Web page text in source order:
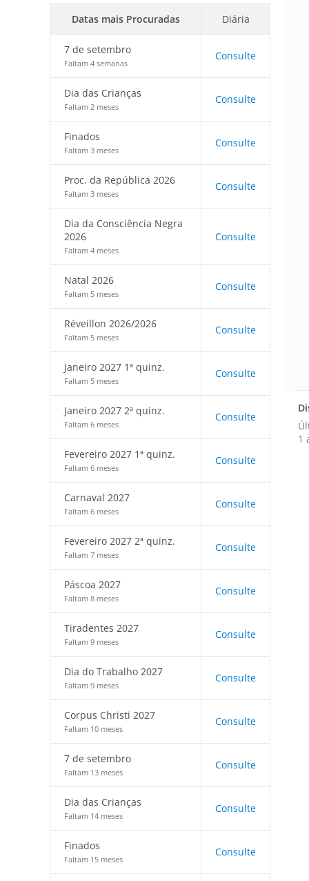
Datas mais Procuradas Diária
7 de setembro
Faltam 4 semanas
Consulte
Dia das Crianças
Faltam 2 meses
Consulte
Finados
Faltam 3 meses
Consulte
Proc. da República 2026
Faltam 3 meses
Consulte
Dia da Consciência Negra
2026
Faltam 4 meses
Consulte
Natal 2026
Faltam 5 meses
Consulte
Réveillon 2026/2026
Faltam 5 meses
Consulte
Janeiro 2027 1ª quinz.
Faltam 5 meses
Consulte
Janeiro 2027 2ª quinz.
Faltam 6 meses
Consulte
Fevereiro 2027 1ª quinz.
Faltam 6 meses
Consulte
Carnaval 2027
Faltam 6 meses
Consulte
Fevereiro 2027 2ª quinz.
Faltam 7 meses
Consulte
Páscoa 2027
Faltam 8 meses
Consulte
Tiradentes 2027
Faltam 9 meses
Consulte
Dia do Trabalho 2027
Faltam 9 meses
Consulte
Corpus Christi 2027
Faltam 10 meses
Consulte
7 de setembro
Faltam 13 meses
Consulte
Dia das Crianças
Faltam 14 meses
Consulte
Finados
Faltam 15 meses
Consulte
1